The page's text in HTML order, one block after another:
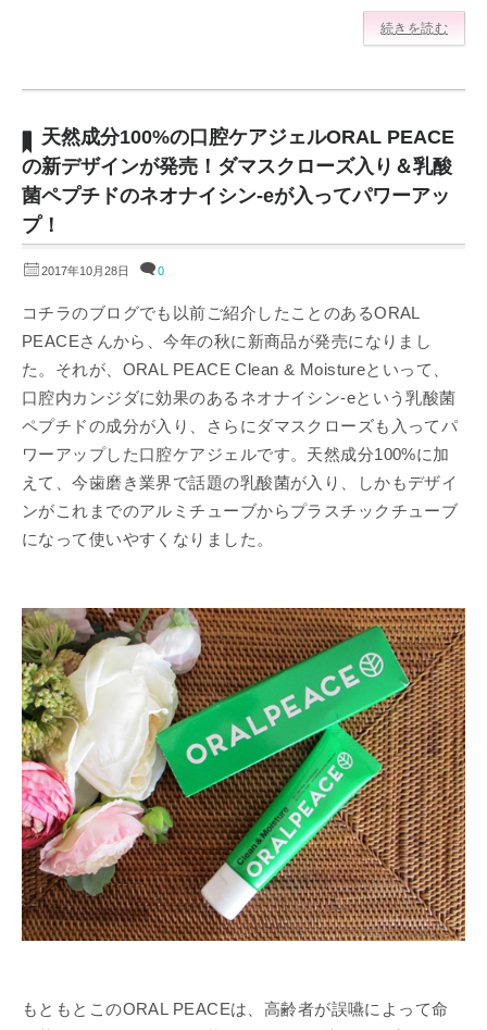
続きを読む
天然成分100%の口腔ケアジェルORAL PEACE
の新デザインが発売！ダマスクローズ入り＆乳酸
菌ペプチドのネオナイシン-eが入ってパワーアッ
プ！
2017年10月28日 0
コチラのブログでも以前ご紹介したことのあるORAL
PEACEさんから、今年の秋に新商品が発売になりまし
た。それが、ORAL PEACE Clean & Moistureといって、
口腔内カンジダに効果のあるネオナイシン-eという乳酸菌
ペプチドの成分が入り、さらにダマスクローズも入ってパ
ワーアップした口腔ケアジェルです。天然成分100%に加
えて、今歯磨き業界で話題の乳酸菌が入り、しかもデザイ
ンがこれまでのアルミチューブからプラスチックチューブ
になって使いやすくなりました。
もともとこのORAL PEACEは、高齢者が誤嚥によって命